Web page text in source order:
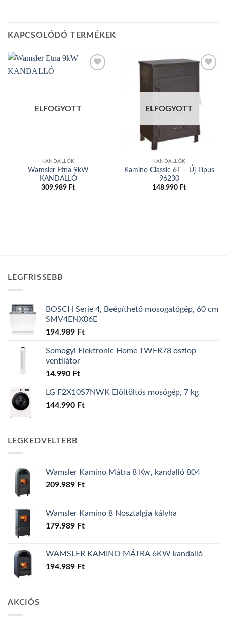
KAPCSOLÓDÓ TERMÉKEK
ELFOGYOTT
KANDALLÓK
Wamsler Etna 9kW
KANDALLÓ
309.989 Ft
ELFOGYOTT
KANDALLÓK
Kamino Classic 6T – Új Típus
96230
148.990 Ft
LEGFRISSEBB
BOSCH Serie 4, Beépíthető mosogatógép, 60 cm
SMV4ENX06E
194.989 Ft
Somogyi Elektronic Home TWFR78 oszlop
ventilátor
14.990 Ft
LG F2X10S7NWK Elöltöltős mosógép, 7 kg
144.990 Ft
LEGKEDVELTEBB
Wamsler Kamino Mátra 8 Kw, kandalló 804
209.989 Ft
Wamsler Kamino 8 Nosztalgia kályha
179.989 Ft
WAMSLER KAMINO MÁTRA 6KW kandalló
194.989 Ft
AKCIÓS